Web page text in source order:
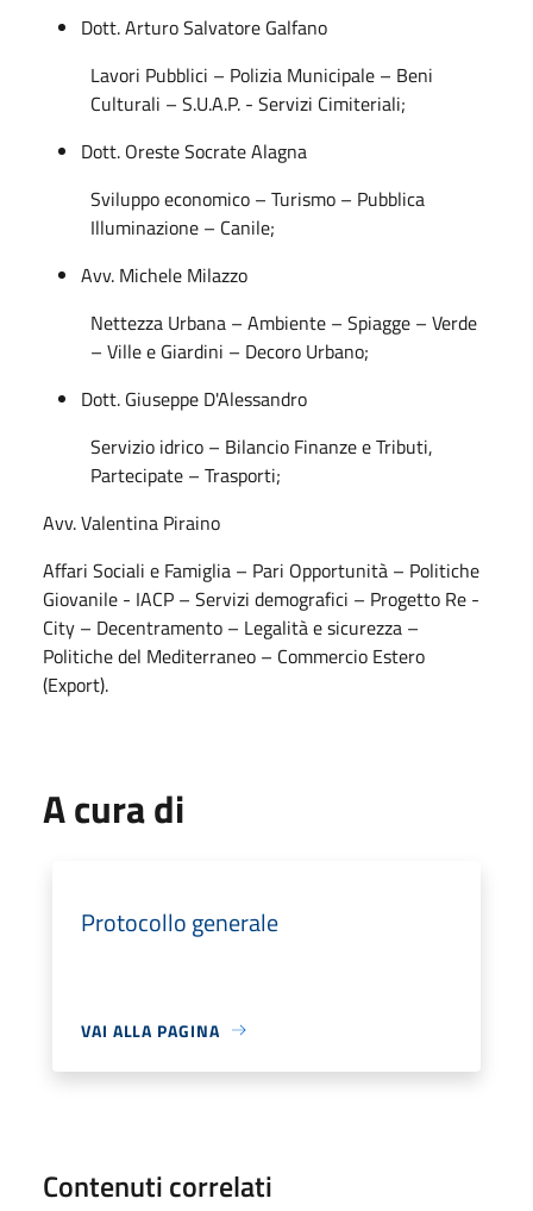
Dott. Arturo Salvatore Galfano
Lavori Pubblici – Polizia Municipale – Beni
Culturali – S.U.A.P. - Servizi Cimiteriali;
Dott. Oreste Socrate Alagna
Sviluppo economico – Turismo – Pubblica
Illuminazione – Canile;
Avv. Michele Milazzo
Nettezza Urbana – Ambiente – Spiagge – Verde
– Ville e Giardini – Decoro Urbano;
Dott. Giuseppe D'Alessandro
Servizio idrico – Bilancio Finanze e Tributi,
Partecipate – Trasporti;
Avv. Valentina Piraino
Affari Sociali e Famiglia – Pari Opportunità – Politiche
Giovanile - IACP – Servizi demografici – Progetto Re -
City – Decentramento – Legalità e sicurezza –
Politiche del Mediterraneo – Commercio Estero
(Export).
A cura di
Protocollo generale
VAI ALLA PAGINA
Contenuti correlati